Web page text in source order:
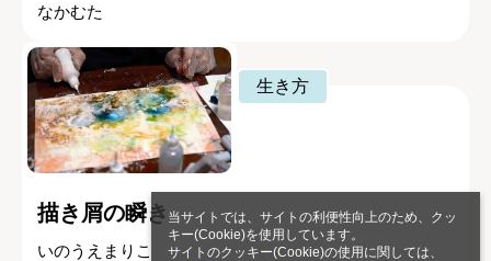
当サイトでは、サイトの利便性向上のため、クッ
キー(Cookie)を使用しています。
サイトのクッキー(Cookie)の使用に関しては、
なかむた
生き方
描き屑の瞬き
いのうえまりこ